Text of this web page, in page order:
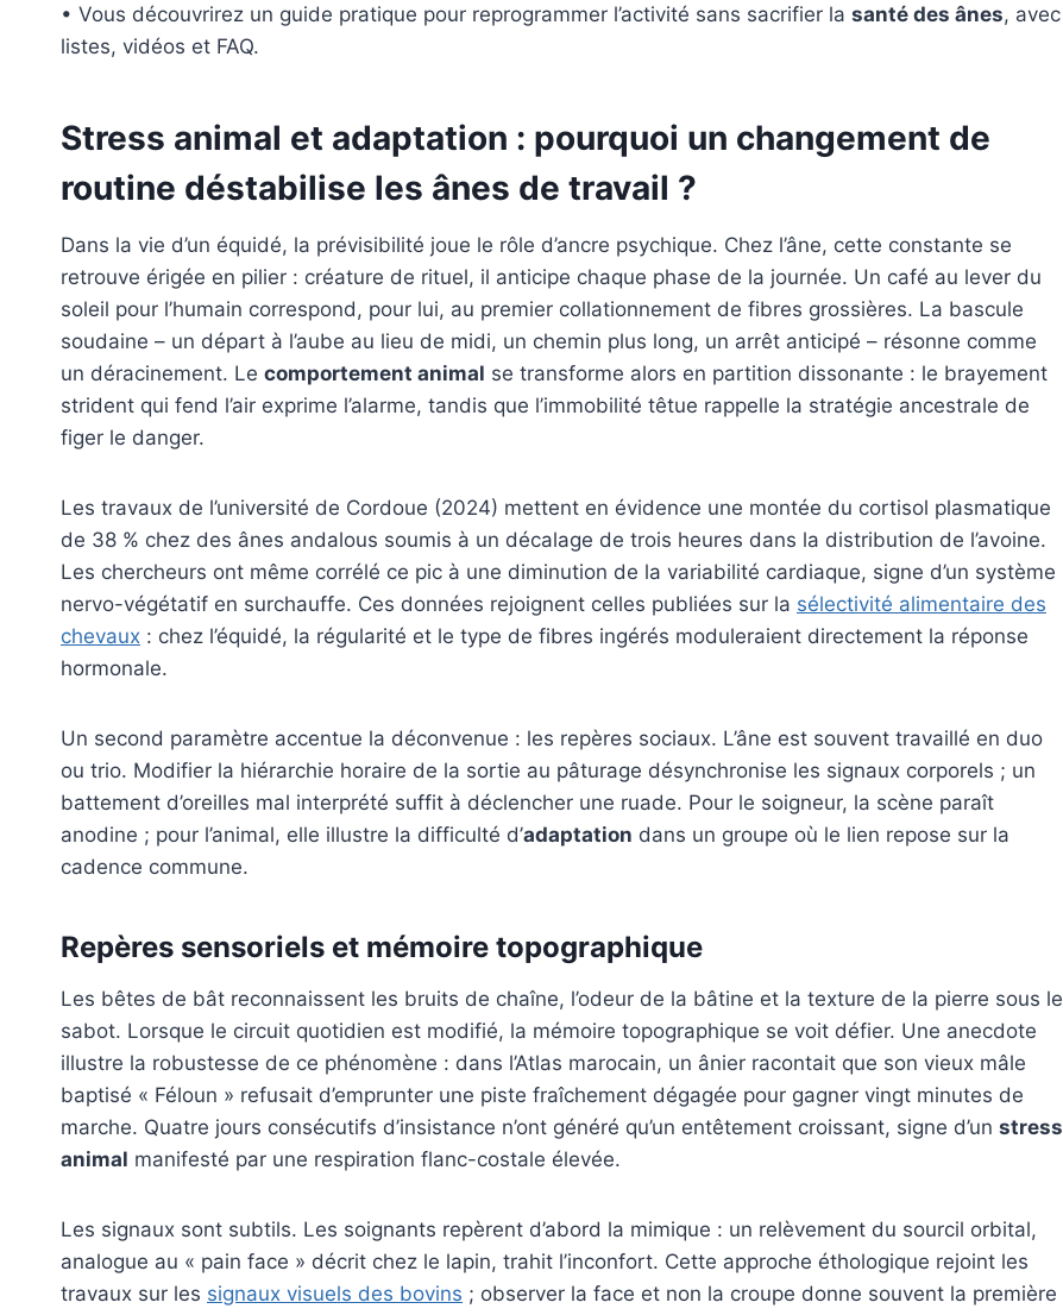
• Vous découvrirez un guide pratique pour reprogrammer l’activité sans sacrifier la santé des ânes, avec
listes, vidéos et FAQ.
Stress animal et adaptation : pourquoi un changement de
routine déstabilise les ânes de travail ?
Dans la vie d’un équidé, la prévisibilité joue le rôle d’ancre psychique. Chez l’âne, cette constante se
retrouve érigée en pilier : créature de rituel, il anticipe chaque phase de la journée. Un café au lever du
soleil pour l’humain correspond, pour lui, au premier collationnement de fibres grossières. La bascule
soudaine – un départ à l’aube au lieu de midi, un chemin plus long, un arrêt anticipé – résonne comme
un déracinement. Le comportement animal se transforme alors en partition dissonante : le brayement
strident qui fend l’air exprime l’alarme, tandis que l’immobilité têtue rappelle la stratégie ancestrale de
figer le danger.
Les travaux de l’université de Cordoue (2024) mettent en évidence une montée du cortisol plasmatique
de 38 % chez des ânes andalous soumis à un décalage de trois heures dans la distribution de l’avoine.
Les chercheurs ont même corrélé ce pic à une diminution de la variabilité cardiaque, signe d’un système
nervo-végétatif en surchauffe. Ces données rejoignent celles publiées sur la sélectivité alimentaire des
chevaux : chez l’équidé, la régularité et le type de fibres ingérés moduleraient directement la réponse
hormonale.
Un second paramètre accentue la déconvenue : les repères sociaux. L’âne est souvent travaillé en duo
ou trio. Modifier la hiérarchie horaire de la sortie au pâturage désynchronise les signaux corporels ; un
battement d’oreilles mal interprété suffit à déclencher une ruade. Pour le soigneur, la scène paraît
anodine ; pour l’animal, elle illustre la difficulté d’adaptation dans un groupe où le lien repose sur la
cadence commune.
Repères sensoriels et mémoire topographique
Les bêtes de bât reconnaissent les bruits de chaîne, l’odeur de la bâtine et la texture de la pierre sous le
sabot. Lorsque le circuit quotidien est modifié, la mémoire topographique se voit défier. Une anecdote
illustre la robustesse de ce phénomène : dans l’Atlas marocain, un ânier racontait que son vieux mâle
baptisé « Féloun » refusait d’emprunter une piste fraîchement dégagée pour gagner vingt minutes de
marche. Quatre jours consécutifs d’insistance n’ont généré qu’un entêtement croissant, signe d’un stress
animal manifesté par une respiration flanc-costale élevée.
Les signaux sont subtils. Les soignants repèrent d’abord la mimique : un relèvement du sourcil orbital,
analogue au « pain face » décrit chez le lapin, trahit l’inconfort. Cette approche éthologique rejoint les
travaux sur les signaux visuels des bovins ; observer la face et non la croupe donne souvent la première